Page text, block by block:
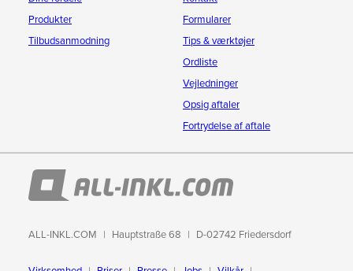
Produkter
Tilbudsanmodning
Formularer
Tips & værktøjer
Ordliste
Vejledninger
Opsig aftaler
Fortrydelse af aftale
ALL-INKL.COM Hauptstraße 68 D-02742 Friedersdorf